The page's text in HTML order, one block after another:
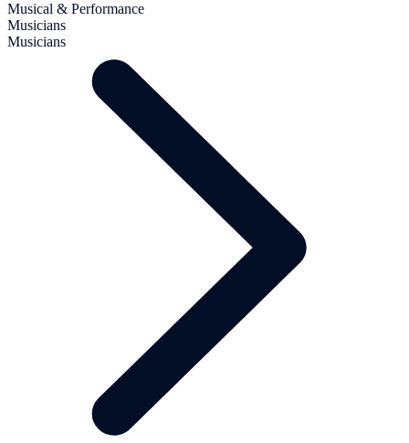
Musical & Performance
Musicians
Musicians